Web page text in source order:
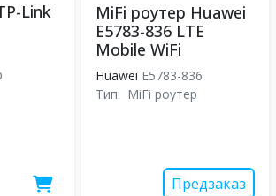
Link
MiFi роутер Huawei
E5783-836 LTE
Mobile WiFi
Huawei E5783-836
Тип: MiFi роутер
Предзаказ